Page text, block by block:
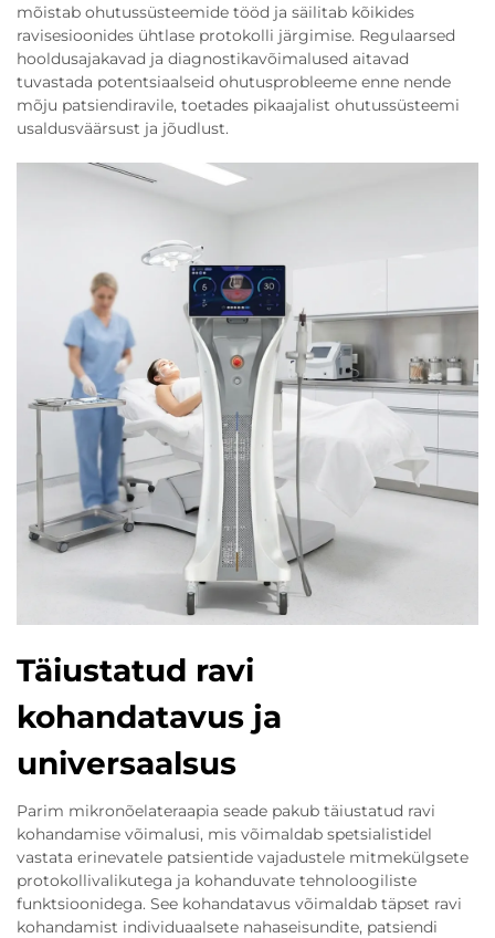
mõistab ohutussüsteemide tööd ja säilitab kõikides
ravisesioonides ühtlase protokolli järgimise. Regulaarsed
hooldusajakavad ja diagnostikavõimalused aitavad
tuvastada potentsiaalseid ohutusprobleeme enne nende
mõju patsiendiravile, toetades pikaajalist ohutussüsteemi
usaldusväärsust ja jõudlust.
Täiustatud ravi
kohandatavus ja
universaalsus
Parim mikronõelateraapia seade pakub täiustatud ravi
kohandamise võimalusi, mis võimaldab spetsialistidel
vastata erinevatele patsientide vajadustele mitmekülgsete
protokollivalikutega ja kohanduvate tehnoloogiliste
funktsioonidega. See kohandatavus võimaldab täpset ravi
kohandamist individuaalsete nahaseisundite, patsiendi